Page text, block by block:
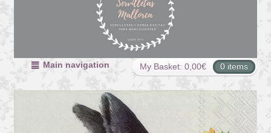
My Basket: 0,00€ 0 items
Main navigation